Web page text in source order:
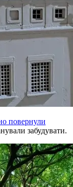
повернули
забудувати.